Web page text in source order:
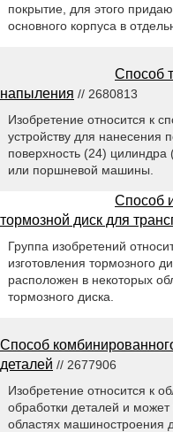
покрытие, для этого
основного корпуса в
Способ
напыления // 2680813
Изобретение относится к
устройству для нанесения
поверхность (24) цилиндра
или поршневой машины.
Способ
тормозной диск для
Группа изобретений
изготовления тормозного
расположен в некоторых
тормозного диска.
Способ
деталей // 2677906
Изобретение относится к
обработки деталей и
областях машиностроения